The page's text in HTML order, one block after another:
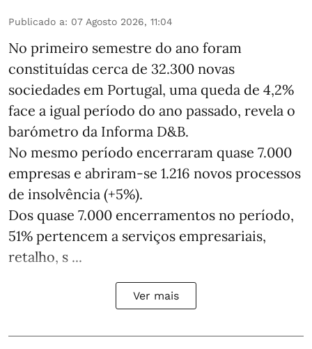
Publicado a: 07 Agosto 2026, 11:04
No primeiro semestre do ano foram
constituídas cerca de 32.300 novas
sociedades em Portugal, uma queda de 4,2%
face a igual período do ano passado, revela o
barómetro da Informa D&B.
No mesmo período encerraram quase 7.000
empresas e abriram‑se 1.216 novos processos
de insolvência (+5%).
Dos quase 7.000 encerramentos no período,
51% pertencem a serviços empresariais,
retalho, s ...
Ver mais